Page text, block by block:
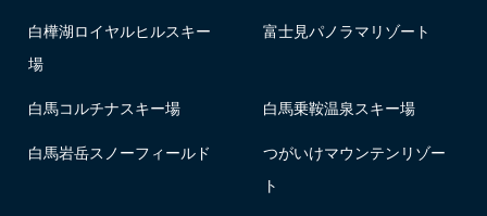
白樺湖ロイヤルヒルスキー
場
富士見パノラマリゾート
白馬コルチナスキー場 白馬乗鞍温泉スキー場
白馬岩岳スノーフィールド
つがいけマウンテンリゾー
ト